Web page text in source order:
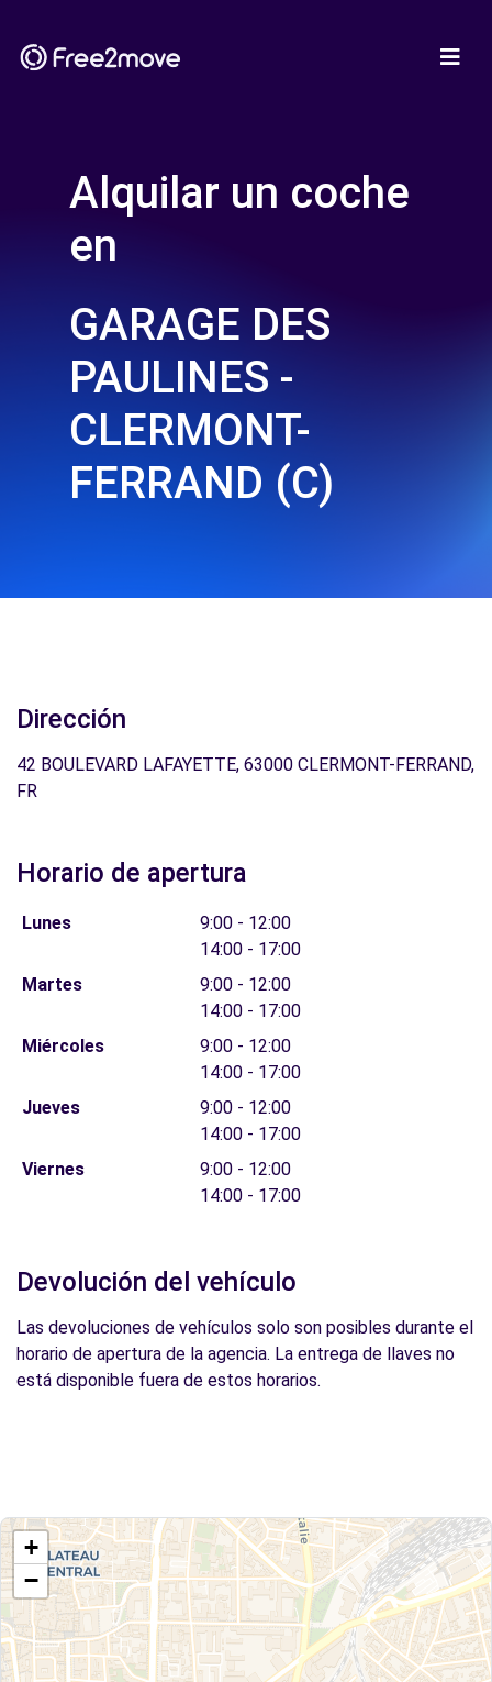
Alquilar un coche
en
GARAGE DES
PAULINES -
CLERMONT-
FERRAND (C)
Dirección
42 BOULEVARD LAFAYETTE, 63000 CLERMONT-FERRAND,
FR
Horario de apertura
Lunes
9:00 - 12:00
14:00 - 17:00
Martes
9:00 - 12:00
14:00 - 17:00
Miércoles
9:00 - 12:00
14:00 - 17:00
Jueves
9:00 - 12:00
14:00 - 17:00
Viernes
9:00 - 12:00
14:00 - 17:00
Devolución del vehículo
Las devoluciones de vehículos solo son posibles durante el
horario de apertura de la agencia. La entrega de llaves no
está disponible fuera de estos horarios.
+
−